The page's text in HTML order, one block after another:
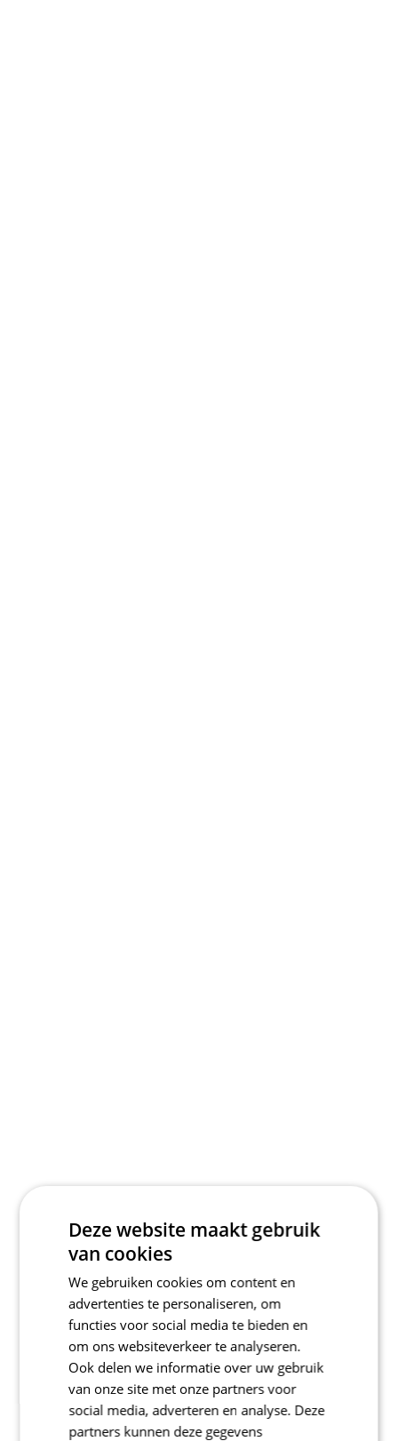
Deze website maakt gebruik
van cookies
We gebruiken cookies om content en
advertenties te personaliseren, om
functies voor social media te bieden en
om ons websiteverkeer te analyseren.
Ook delen we informatie over uw gebruik
van onze site met onze partners voor
social media, adverteren en analyse. Deze
partners kunnen deze gegevens